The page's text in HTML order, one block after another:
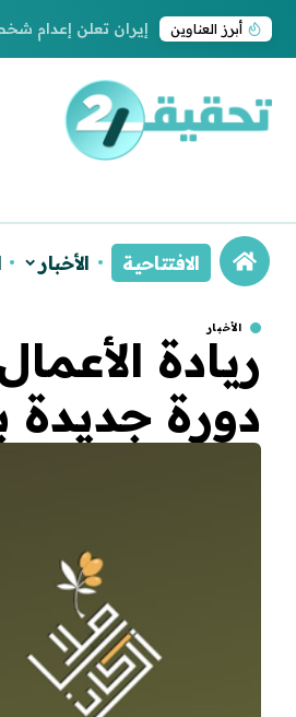
أبرز العناوين إيران تعلن إعدام
الافتتاحية الأخبار
الأخبار
ريادة
دورة جديدة